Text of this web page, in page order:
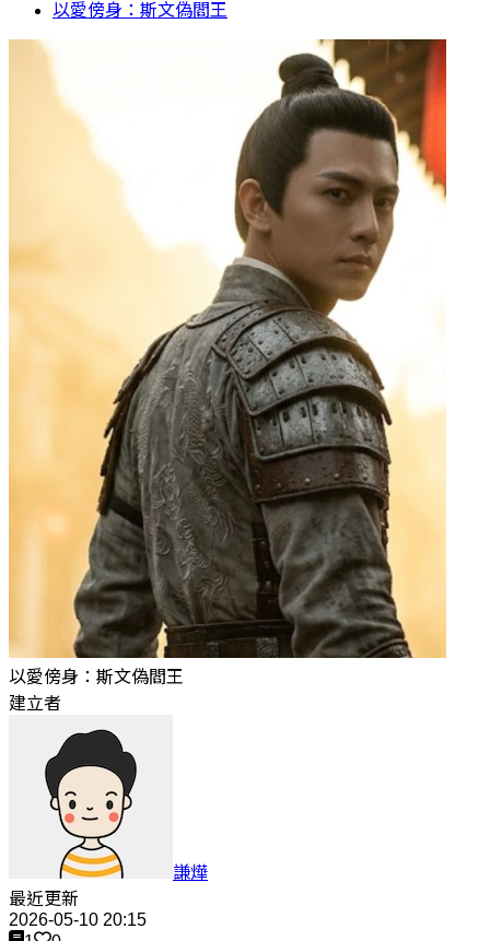
以愛傍身：斯文偽閻王
以愛傍身：斯文偽閻王
建立者
謙燁
最近更新
2026-05-10 20:15